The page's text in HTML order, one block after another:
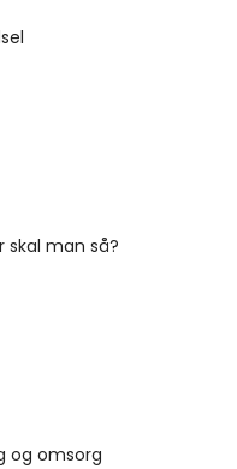
skal man så?
og omsorg